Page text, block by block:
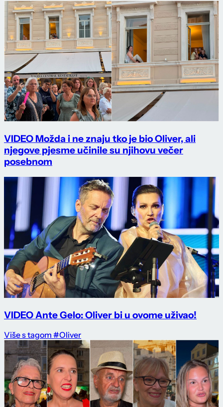
VIDEO Možda i ne znaju tko je bio Oliver, ali
njegove pjesme učinile su njihovu večer
posebnom
VIDEO Ante Gelo: Oliver bi u ovome uživao!
Više s tagom #Oliver